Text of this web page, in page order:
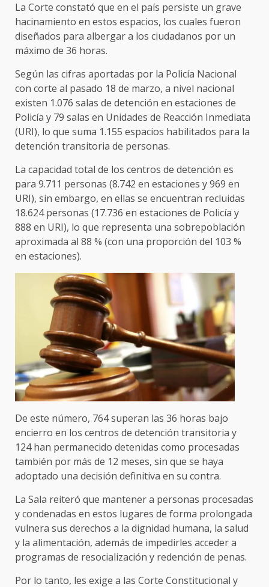
La Corte constató que en el país persiste un grave
hacinamiento en estos espacios, los cuales fueron
diseñados para albergar a los ciudadanos por un
máximo de 36 horas.
Según las cifras aportadas por la Policía Nacional
con corte al pasado 18 de marzo, a nivel nacional
existen 1.076 salas de detención en estaciones de
Policía y 79 salas en Unidades de Reacción Inmediata
(URI), lo que suma 1.155 espacios habilitados para la
detención transitoria de personas.
La capacidad total de los centros de detención es
para 9.711 personas (8.742 en estaciones y 969 en
URI), sin embargo, en ellas se encuentran recluidas
18.624 personas (17.736 en estaciones de Policía y
888 en URI), lo que representa una sobrepoblación
aproximada al 88 % (con una proporción del 103 %
en estaciones).
De este número, 764 superan las 36 horas bajo
encierro en los centros de detención transitoria y
124 han permanecido detenidas como procesadas
también por más de 12 meses, sin que se haya
adoptado una decisión definitiva en su contra.
La Sala reiteró que mantener a personas procesadas
y condenadas en estos lugares de forma prolongada
vulnera sus derechos a la dignidad humana, la salud
y la alimentación, además de impedirles acceder a
programas de resocialización y redención de penas.
Por lo tanto, les exige a las Corte Constitucional y